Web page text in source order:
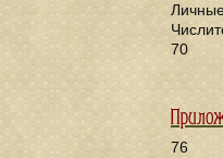
70
76